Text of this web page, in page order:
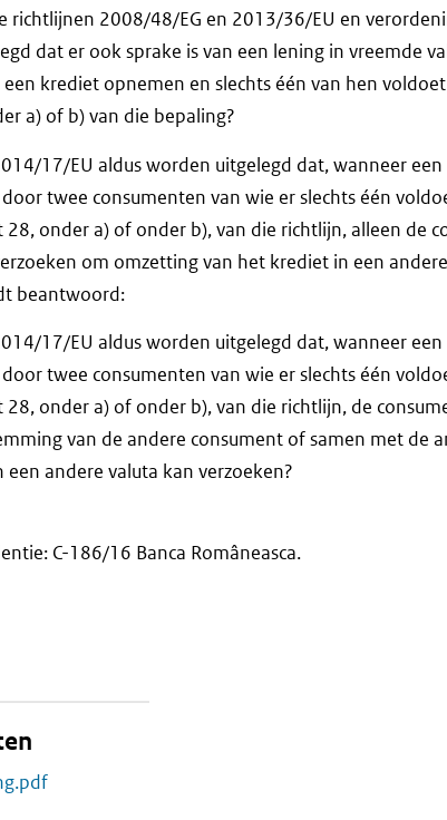
richtlijnen 2008/48/EG en 2013/36/EU en
dat er ook sprake is van een lening in vreemde
krediet opnemen en slechts één van hen
a) of b) van die bepaling?
17/EU aldus worden uitgelegd dat, wanneer
twee consumenten van wie er slechts één
onder a) of onder b), van die richtlijn, alleen de
om omzetting van het krediet in een
beantwoord:
17/EU aldus worden uitgelegd dat, wanneer
twee consumenten van wie er slechts één
onder a) of onder b), van die richtlijn, de
van de andere consument of samen met de
andere valuta kan verzoeken?
C-186/16 Banca Româneasca.